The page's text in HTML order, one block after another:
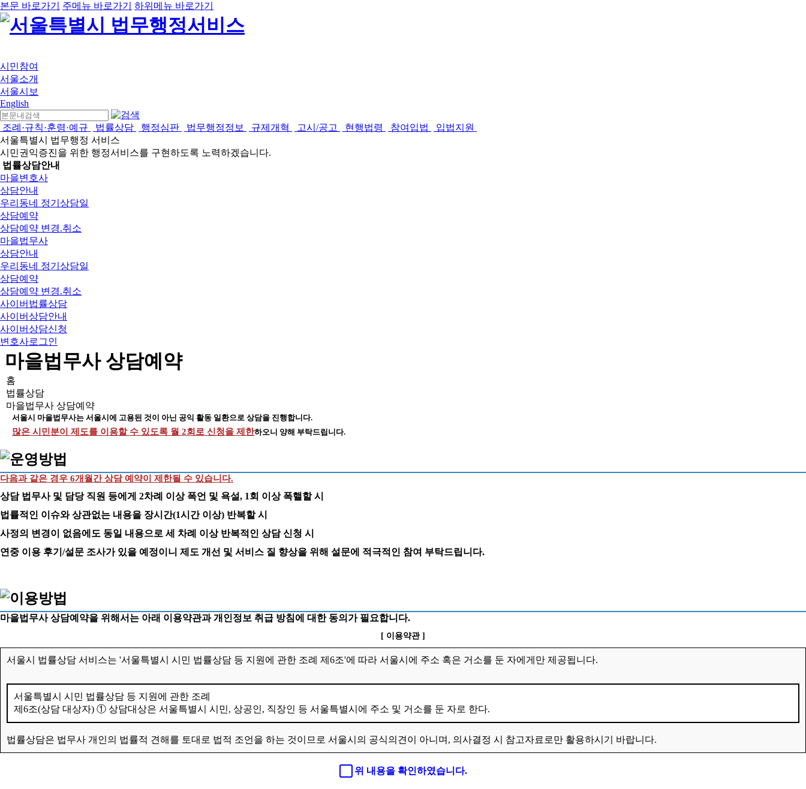
본문 바로가기 주메뉴 바로가기 하위메뉴 바로가기
시민참여
서울소개
서울시보
English
조례·규칙·훈령·예규 법률상담 행정심판 법무행정정보 규제개혁 고시/공고 현행법령 참여입법
입법지원
서울특별시 법무행정 서비스
시민권익증진을 위한 행정서비스를 구현하도록 노력하겠습니다.
법률상담안내
마을변호사
상담안내
우리동네 정기상담일
상담예약
상담예약 변경.취소
마을법무사
상담안내
우리동네 정기상담일
상담예약
상담예약 변경.취소
사이버법률상담
사이버상담안내
사이버상담신청
변호사로그인
마을법무사 상담예약
홈
법률상담
마을법무사 상담예약
서울시 마을법무사는 서울시에 고용된 것이 아닌 공익 활동 일환으로 상담을 진행합니다.
많은 시민분이 제도를 이용할 수 있도록 월 2회로 신청을 제한하오니 양해 부탁드립니다.
다음과 같은 경우 6개월간 상담 예약이 제한될 수 있습니다.
상담 법무사 및 담당 직원 등에게 2차례 이상 폭언 및 욕설, 1회 이상 폭핼할 시
법률적인 이슈와 상관없는 내용을 장시간(1시간 이상) 반복할 시
사정의 변경이 없음에도 동일 내용으로 세 차례 이상 반복적인 상담 신청 시
연중 이용 후기/설문 조사가 있을 예정이니 제도 개선 및 서비스 질 향상을 위해 설문에 적극적인 참여 부탁드립니다.
마을법무사 상담예약을 위해서는 아래 이용약관과 개인정보 취급 방침에 대한 동의가 필요합니다.
[ 이용약관 ]
서울시 법률상담 서비스는 '서울특별시 시민 법률상담 등 지원에 관한 조례 제6조'에 따라 서울시에 주소 혹은 거소를 둔 자에게만 제공됩니다.
서울특별시 시민 법률상담 등 지원에 관한 조례
제6조(상담 대상자) ① 상담대상은 서울특별시 시민, 상공인, 직장인 등 서울특별시에 주소 및 거소를 둔 자로 한다.
법률상담은 법무사 개인의 법률적 견해를 토대로 법적 조언을 하는 것이므로 서울시의 공식의견이 아니며, 의사결정 시 참고자료로만 활용하시기 바랍니다.
위 내용을 확인하였습니다.